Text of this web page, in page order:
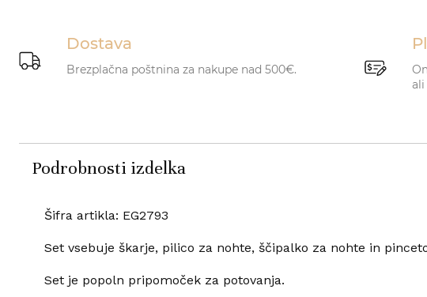
Dostava
Brezplačna poštnina za nakupe nad 500€.
ali
Podrobnosti izdelka
Šifra artikla: EG2793
Set vsebuje škarje, pilico za nohte, ščipalko za nohte in
Set je popoln pripomoček za potovanja.